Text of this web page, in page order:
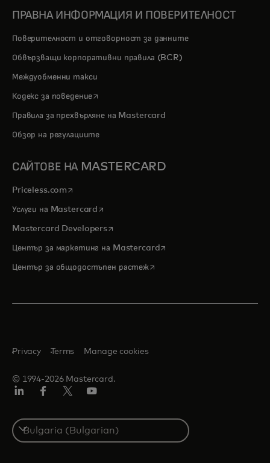
ПРАВНА ИНФОРМАЦИЯ И ПОВЕРИТЕЛНОСТ
Поверителност и отговорност за данните
Обвързващи корпоративни правила (BCR)
Междуобменни такси
Кодекс за поведениеopens in a new tab
Правила за прехвърляне на Mastercard
Обзор на регулациите
САЙТОВЕ НА MASTERCARD
Priceless.com opens in a new tab
Услуги на Mastercard opens in a new tab
Mastercard Developersopens in a new tab
Център за маркетинг на Mastercardopens in a new tab
Център за общодостъпен растежopens in a new tab
© 1994-2026 Mastercard.
Privacy Terms Manage cookies
Select
a
country